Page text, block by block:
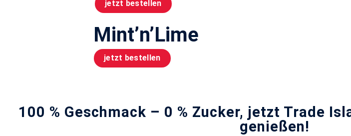
jetzt bestellen
Mint’n’Lime
jetzt bestellen
100 % Geschmack – 0 % Zucker, jetzt Trade
genießen!